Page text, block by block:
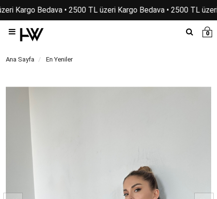
Kargo Bedava • 2500 TL üzeri Kargo Bedava • 2500 TL
0
Ana Sayfa En Yeniler